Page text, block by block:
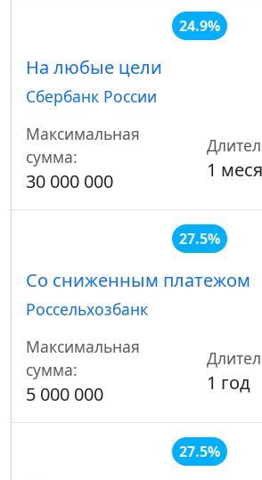
24.9%
На любые цели
Сбербанк России
Максимальная
сумма:
30 000 000 1
27.5%
Со сниженным платежом
Россельхозбанк
Максимальная
сумма:
5 000 000 1 год
27.5%